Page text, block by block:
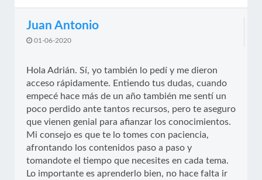
Juan Antonio
01-06-2020
Hola Adrián. Sí, yo también lo pedí y me dieron
acceso rápidamente. Entiendo tus dudas, cuando
empecé hace más de un año también me sentí un
poco perdido ante tantos recursos, pero te aseguro
que vienen genial para afianzar los conocimientos.
Mi consejo es que te lo tomes con paciencia,
afrontando los contenidos paso a paso y
tomandote el tiempo que necesites en cada tema.
Lo importante es aprenderlo bien, no hace falta ir